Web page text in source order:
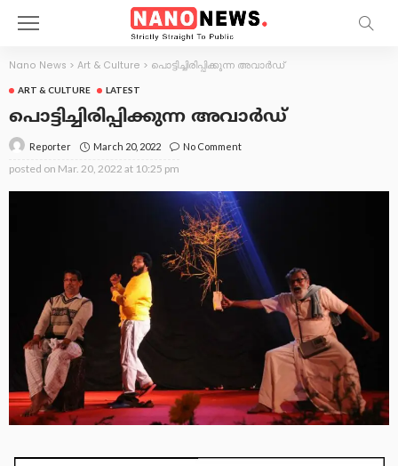
Nano News > Art & Culture > പൊട്ടിച്ചിരിപ്പിക്കുന്ന അവാർഡ്
ART & CULTURE LATEST
പൊട്ടിച്ചിരിപ്പിക്കുന്ന അവാർഡ്
Reporter March 20, 2022 No Comment
posted on Mar. 20, 2022 at 10:25 pm